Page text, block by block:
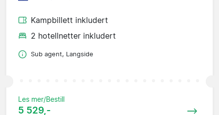
Kampbillett inkludert
2 hotellnetter inkludert
Sub agent, Langside
Les mer/Bestill
5 529,-